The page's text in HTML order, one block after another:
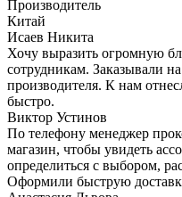
Производитель
Китай
Исаев Никита
Хочу выразить огромную
сотрудникам. Заказывали
производителя. К нам
быстро.
Виктор Устинов
По телефону менеджер
магазин, чтобы увидеть
определиться с выбором,
Оформили быструю